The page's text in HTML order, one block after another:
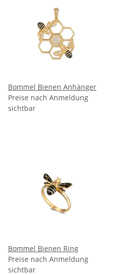
Bommel Bienen Anhänger
Preise nach Anmeldung
sichtbar
Bommel Bienen Ring
Preise nach Anmeldung
sichtbar